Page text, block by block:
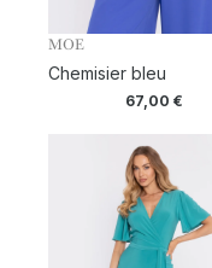
MOE
Chemisier bleu
67,00 €